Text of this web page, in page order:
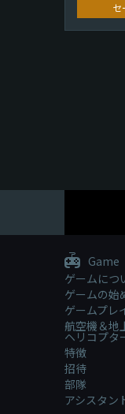
セ
Game
ゲームにつ
ゲームの始
ゲームプレ
航空機＆地
ヘリコプタ
特徴
招待
部隊
アシスタン